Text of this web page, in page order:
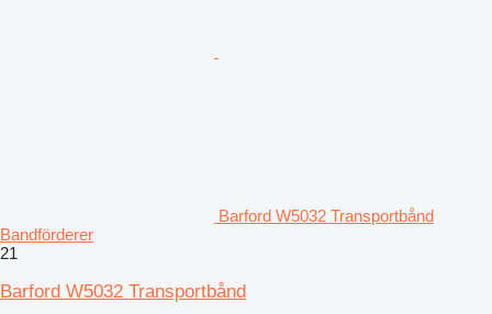
Barford W5032 Transportbånd
Bandförderer
21
Barford W5032 Transportbånd